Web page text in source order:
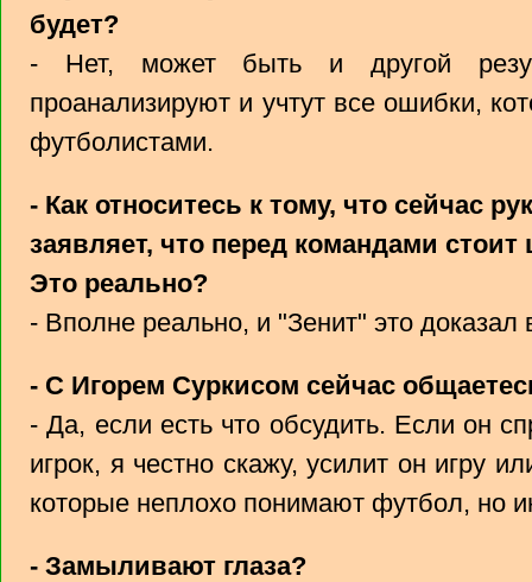
будет?
- Нет, может быть и другой
проанализируют и учтут все ошибки,
футболистами.
- Как относитесь к тому, что сейчас
заявляет, что перед командами
Это реально?
- Вполне реально, и "Зенит" это доказал
- С Игорем Суркисом сейчас
- Да, если есть что обсудить. Если он
игрок, я честно скажу, усилит он игру
которые неплохо понимают футбол, но
- Замыливают глаза?